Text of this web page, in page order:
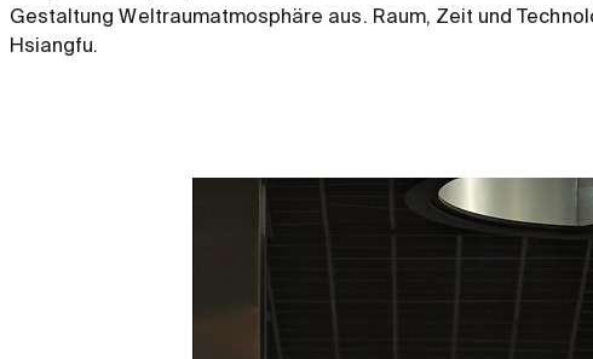
Gestaltung Weltraumatmosphäre aus. Raum, Zeit und
Hsiangfu.